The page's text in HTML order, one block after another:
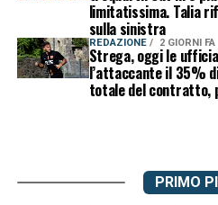
limitatissima. Talia
sulla sinistra
REDAZIONE 2 GIORNI FA
Strega, oggi le
l’attaccante il 35%
totale del contratto,
PRIMO